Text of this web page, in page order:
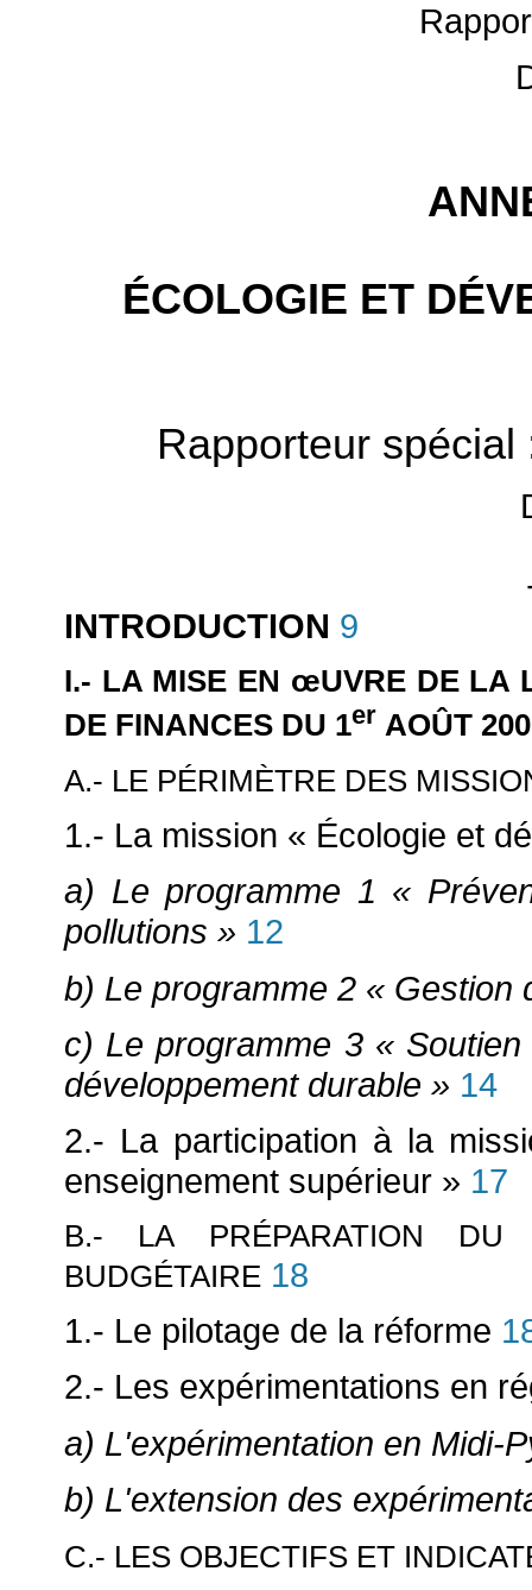
ÉCOLOGIE ET
Rapporteur
INTRODUCTION 9
I.- LA MISE EN œUVRE DE LA
DE FINANCES DU 1er AOÛT
A.- LE PÉRIMÈTRE DES
1.- La mission « Écologie et
a) Le programme 1 «
pollutions » 12
b) Le programme 2 « Gestion
c) Le programme 3 «
développement durable » 14
2.- La participation à la
enseignement supérieur » 17
B.- LA PRÉPARATION DU
BUDGÉTAIRE 18
1.- Le pilotage de la réforme
2.- Les expérimentations en
a) L'expérimentation en Midi-
b) L'extension des
C.- LES OBJECTIFS ET